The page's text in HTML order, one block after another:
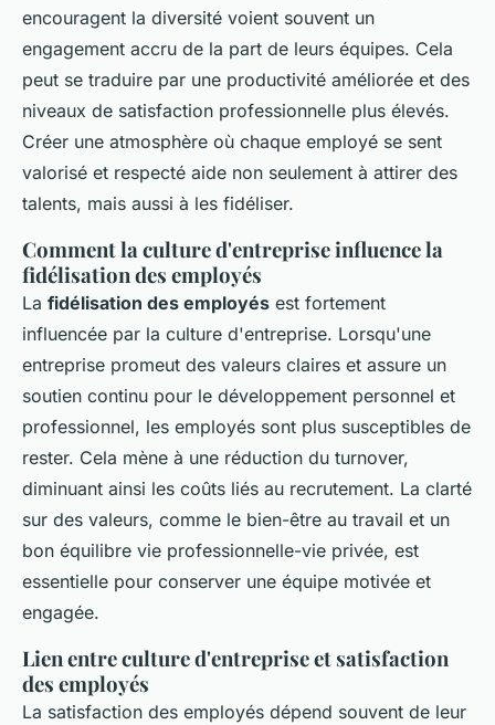
encouragent la diversité voient souvent un
engagement accru de la part de leurs équipes. Cela
peut se traduire par une productivité améliorée et des
niveaux de satisfaction professionnelle plus élevés.
Créer une atmosphère où chaque employé se sent
valorisé et respecté aide non seulement à attirer des
talents, mais aussi à les fidéliser.
Comment la culture d'entreprise influence la
fidélisation des employés
La fidélisation des employés est fortement
influencée par la culture d'entreprise. Lorsqu'une
entreprise promeut des valeurs claires et assure un
soutien continu pour le développement personnel et
professionnel, les employés sont plus susceptibles de
rester. Cela mène à une réduction du turnover,
diminuant ainsi les coûts liés au recrutement. La clarté
sur des valeurs, comme le bien-être au travail et un
bon équilibre vie professionnelle-vie privée, est
essentielle pour conserver une équipe motivée et
engagée.
Lien entre culture d'entreprise et satisfaction
des employés
La satisfaction des employés dépend souvent de leur